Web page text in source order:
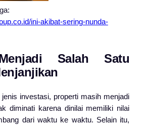
ini-akibat-sering-nunda-
Salah Satu
jenis investasi, properti masih menjadi
diminati karena dinilai memiliki nilai
dari waktu ke waktu. Selain itu,